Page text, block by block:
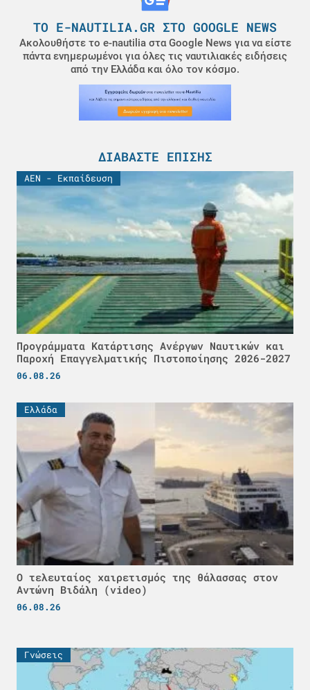
ΤΟ E-NAUTILIA.GR ΣΤΟ GOOGLE NEWS
Ακολουθήστε το e-nautilia στα Google News για να είστε
πάντα ενημερωμένοι για όλες τις ναυτιλιακές ειδήσεις
από την Ελλάδα και όλο τον κόσμο.
ΔΙΑΒΆΣΤΕ ΕΠΊΣΗΣ
ΑΕΝ - Εκπαίδευση
Προγράμματα Κατάρτισης Ανέργων Ναυτικών και
Παροχή Επαγγελματικής Πιστοποίησης 2026-2027
06.08.26
Ελλάδα
Ο τελευταίος χαιρετισμός της θάλασσας στον
Αντώνη Βιδάλη (video)
06.08.26
Γνώσεις